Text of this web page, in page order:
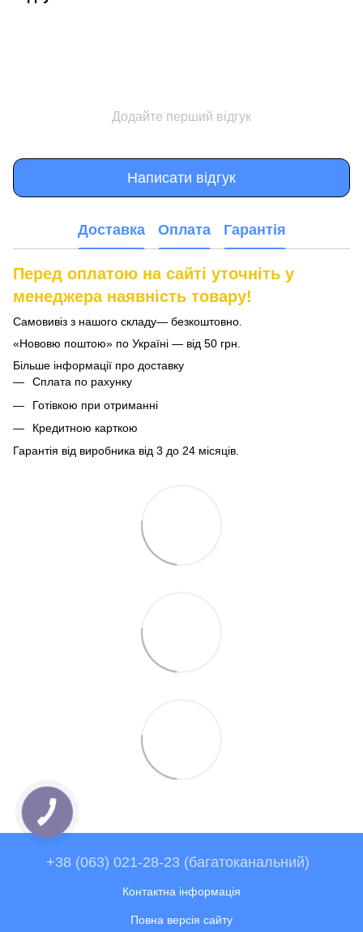
Додайте перший відгук
Написати відгук
Доставка Оплата Гарантія
Перед оплатою на сайті уточніть у
менеджера наявність товару!
Самовивіз з нашого складу— безкоштовно.
«Нововю поштою» по Україні — від 50 грн.
Більше інформації про доставку
Сплата по рахунку
Готівкою при отриманні
Кредитною карткою
Гарантія від виробника від 3 до 24 місяців.
+38 (063) 021-28-23 (багатоканальний)
Контактна інформація
Повна версія сайту